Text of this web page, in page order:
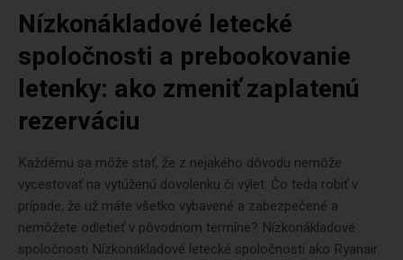
Nízkonákladové letecké
spoločnosti a prebookovanie
letenky: ako zmeniť zaplatenú
rezerváciu
Každému sa môže stať, že z nejakého dôvodu nemôže
vycestovať na vytúženú dovolenku či výlet. Čo teda robiť v
prípade, že už máte všetko vybavené a zabezpečené a
nemôžete odletieť v pôvodnom termíne? Nízkonákladové
spoločnosti Nízkonákladové letecké spoločnosti ako Ryanair